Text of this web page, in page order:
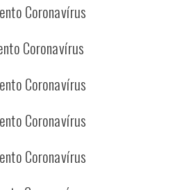
Coronavírus
Coronavírus
Coronavírus
Coronavírus
Coronavírus